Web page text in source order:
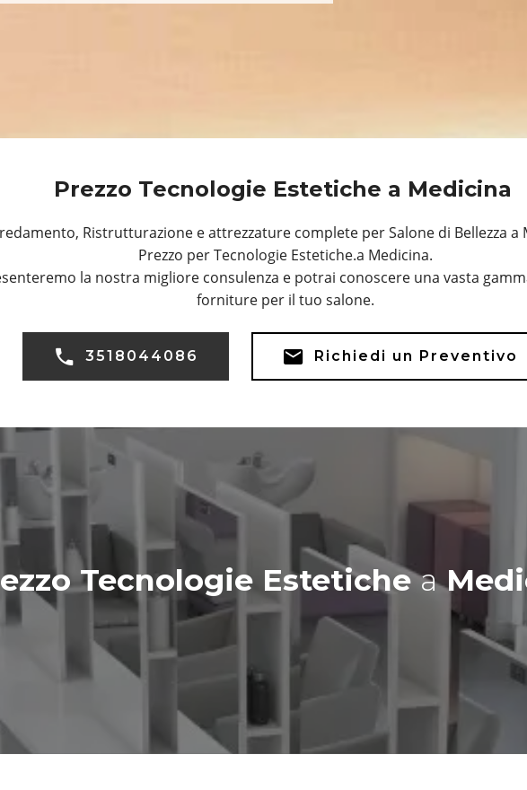
Prezzo Tecnologie Estetiche a Medicina
Ristrutturazione e attrezzature complete per Salone di Bellezza a
Prezzo per Tecnologie Estetiche.a Medicina.
la nostra migliore consulenza e potrai conoscere una vasta
forniture per il tuo salone.
3518044086 Richiedi un Preventivo
Tecnologie Estetichea